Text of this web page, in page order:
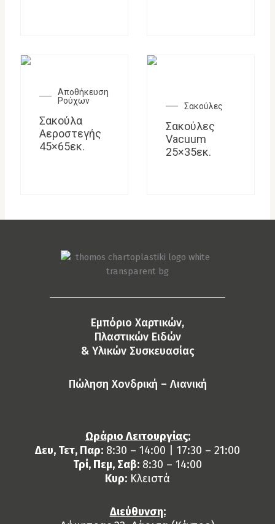
Αποθήκευση
Ρούχων
Σακούλα
Αεροστεγής
45×65εκ.
Σακούλες
Σακούλες
Vacuum
25×35εκ.
Eμπόριο Χαρτικών,
Πλαστικών Ειδών
& Yλικών Συσκευασίας
Πώληση Χονδρική – Λιανική
Ωράριο Λειτουργίας:
Δευ, Τετ, Παρ: 8:30 – 14:00 | 17:30 – 21:00
Τρί, Πεμ, Σαβ: 8:30 – 14:00
Κυρ: Κλειστά
Διεύθυνση: